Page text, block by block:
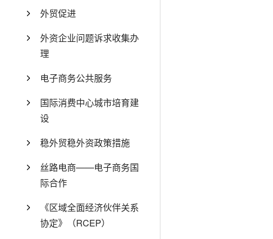
外贸促进
外资企业问题诉求收集办
理
电子商务公共服务
国际消费中心城市培育建
设
稳外贸稳外资政策措施
丝路电商——电子商务国
际合作
《区域全面经济伙伴关系
协定》（RCEP）